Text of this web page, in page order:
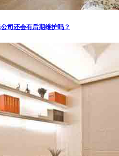
司还会有后期维护吗？